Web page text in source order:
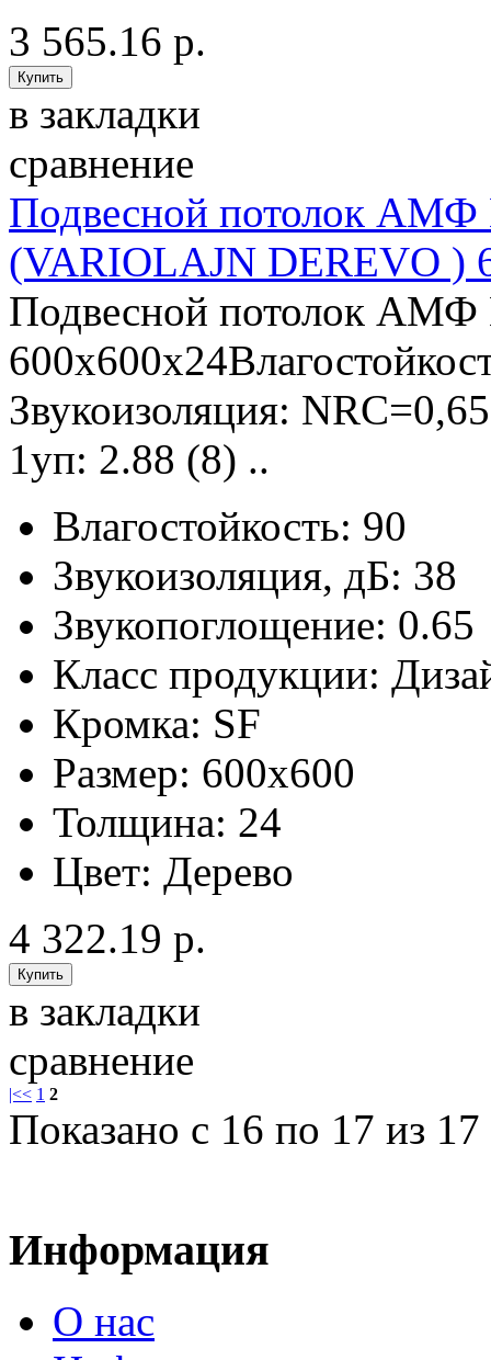
3 565.16 р.
в закладки
сравнение
Подвесной потолок
(VARIOLAJN DEREVO )
Подвесной потолок
Звукоизоляция:
1уп: 2.88 (8) ..
Влагостойкость: 90
Звукоизоляция, дБ: 38
Звукопоглощение: 0.65
Класс продукции:
Кромка: SF
Размер: 600x600
Толщина: 24
Цвет: Дерево
4 322.19 р.
в закладки
сравнение
|<< 1 2
Показано с 16 по 17 из
Информация
О нас